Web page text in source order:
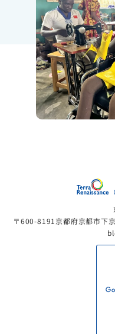
〒600-8191京都府京都市下